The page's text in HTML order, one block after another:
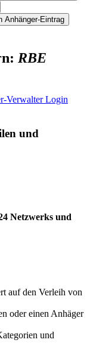
Anhänger-Eintrag
RBE
Verwalter Login
und
Netzwerks und
auf den Verleih von
oder einen Anhäger
und